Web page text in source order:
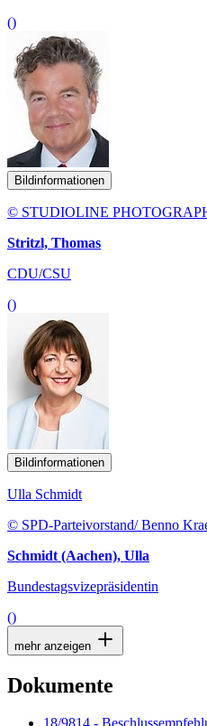
()
Bildinformationen
© STUDIOLINE
Stritzl, Thomas
CDU/CSU
()
Bildinformationen
Ulla Schmidt
© SPD-Parteivorstand/ Benno
Schmidt (Aachen), Ulla
Bundestagsvizepräsidentin
()
mehr anzeigen
Dokumente